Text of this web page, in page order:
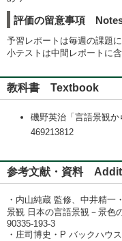
評価の留意事項
予習レポートは毎週の課題に
小テストは中間レポートに含
教科書 Textbook
磯野英治「言語景観
469213812
参考文献・資料
・内山純蔵 監修、中井精一
景観 日本の言語景観－景色
90335-193-3
・庄司博史・P バックハウ